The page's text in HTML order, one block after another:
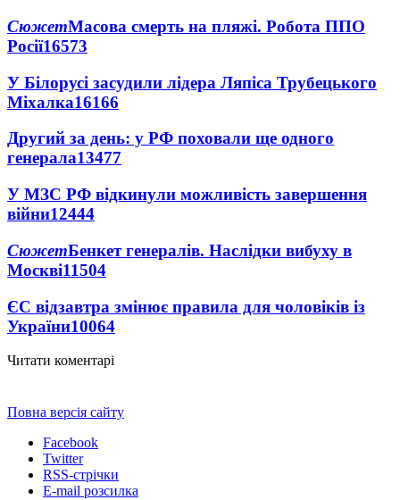
СюжетМасова смерть на пляжі. Робота ППО
Росії16573
У Білорусі засудили лідера Ляпіса Трубецького
Міхалка16166
Другий за день: у РФ поховали ще одного
генерала13477
У МЗС РФ відкинули можливість завершення
війни12444
СюжетБенкет генералів. Наслідки вибуху в
Москві11504
ЄС відзавтра змінює правила для чоловіків із
України10064
Читати коментарі
Повна версія сайту
Facebook
Twitter
RSS-стрічки
E-mail розсилка